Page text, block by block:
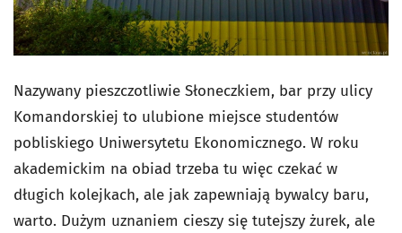
Nazywany pieszczotliwie Słoneczkiem, bar przy ulicy
Komandorskiej to ulubione miejsce studentów
pobliskiego Uniwersytetu Ekonomicznego. W roku
akademickim na obiad trzeba tu więc czekać w
długich kolejkach, ale jak zapewniają bywalcy baru,
warto. Dużym uznaniem cieszy się tutejszy żurek, ale